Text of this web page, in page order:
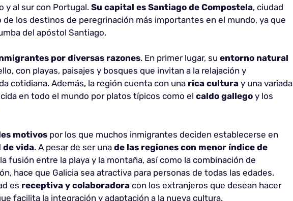
y al sur con Portugal. Su capital es Santiago de Compostela, ciudad
de los destinos de peregrinación más importantes en el mundo, ya que
del apóstol Santiago.
por diversas razones. En primer lugar, su entorno natural
con playas, paisajes y bosques que invitan a la relajación y
cotidiana. Además, la región cuenta con una rica cultura y una variada
en todo el mundo por platos típicos como el caldo gallego y los
motivos por los que muchos inmigrantes deciden establecerse en
de vida. A pesar de ser una de las regiones con menor índice de
fusión entre la playa y la montaña, así como la combinación de
hace que Galicia sea atractiva para personas de todas las edades.
es receptiva y colaboradora con los extranjeros que desean hacer
facilita la integración y adaptación a la nueva cultura.